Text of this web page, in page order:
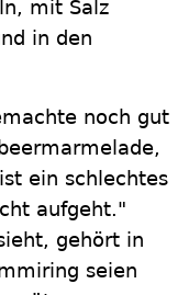
mit Salz
in den
noch gut
ein schlechtes
aufgeht."
gehört in
seien